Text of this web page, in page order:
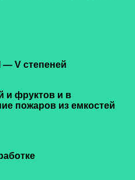
— V степеней
и фруктов и в
пожаров из емкостей